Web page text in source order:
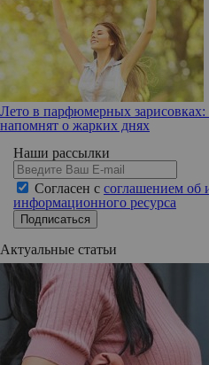
Лето в парфюмерных зарисовках:
напомнят о жарких днях
Наши рассылки
Согласен с соглашением об
информационного ресурса
Подписаться
Актуальные статьи